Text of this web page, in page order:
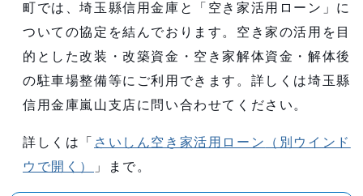
町では、埼玉縣信用金庫と「空き家活用ローン」に
ついての協定を結んでおります。空き家の活用を目
的とした改装・改築資金・空き家解体資金・解体後
の駐車場整備等にご利用できます。詳しくは埼玉縣
信用金庫嵐山支店に問い合わせてください。
詳しくは「 さいしん空き家活用ローン
（別ウインド
ウで開く）
」まで。